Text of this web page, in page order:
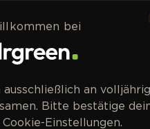
Home
bei
an
Bitte bestätige
Einstellungen.